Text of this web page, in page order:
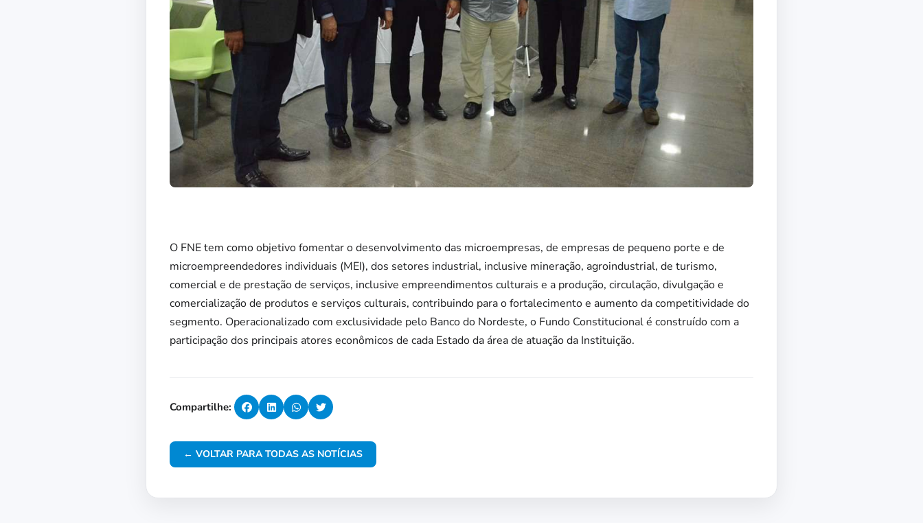
O FNE tem como objetivo fomentar o desenvolvimento das microempresas, de empresas de pequeno porte e de
microempreendedores individuais (MEI), dos setores industrial, inclusive mineração, agroindustrial, de turismo,
comercial e de prestação de serviços, inclusive empreendimentos culturais e a produção, circulação, divulgação e
comercialização de produtos e serviços culturais, contribuindo para o fortalecimento e aumento da competitividade do
segmento. Operacionalizado com exclusividade pelo Banco do Nordeste, o Fundo Constitucional é construído com a
participação dos principais atores econômicos de cada Estado da área de atuação da Instituição.
Compartilhe:
← VOLTAR PARA TODAS AS NOTÍCIAS